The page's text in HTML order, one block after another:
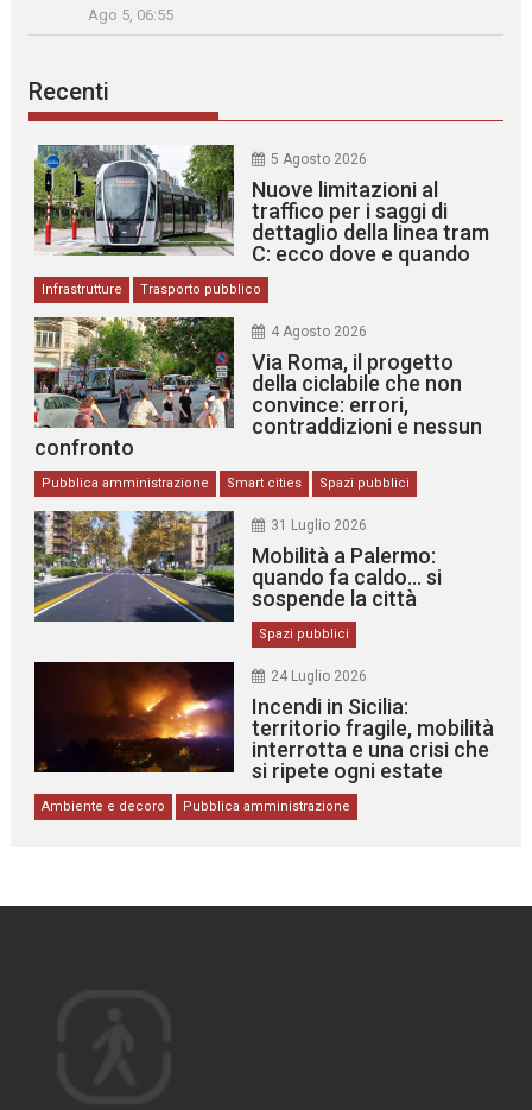
Ago 5, 06:55
Recenti
5 Agosto 2026
Nuove limitazioni al
traffico per i saggi di
dettaglio della linea tram
C: ecco dove e quando
Infrastrutture Trasporto pubblico
4 Agosto 2026
Via Roma, il progetto
della ciclabile che non
convince: errori,
contraddizioni e nessun
confronto
Pubblica amministrazione Smart cities Spazi pubblici
31 Luglio 2026
Mobilità a Palermo:
quando fa caldo… si
sospende la città
Spazi pubblici
24 Luglio 2026
Incendi in Sicilia:
territorio fragile, mobilità
interrotta e una crisi che
si ripete ogni estate
Ambiente e decoro Pubblica amministrazione